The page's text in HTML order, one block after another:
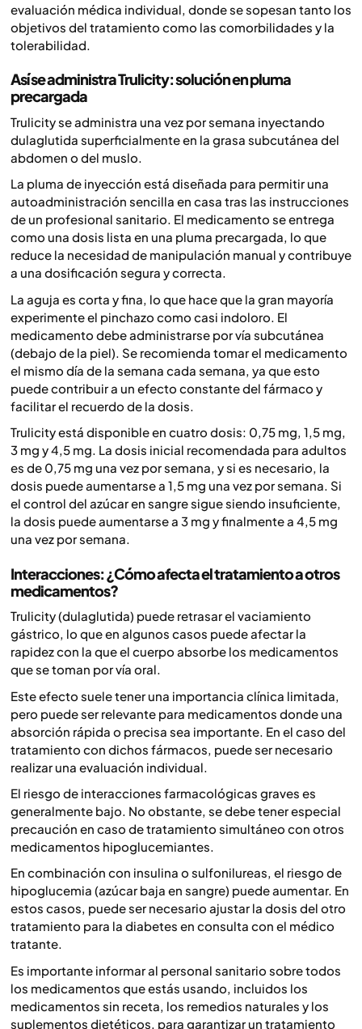
evaluación médica individual, donde se sopesan tanto los
objetivos del tratamiento como las comorbilidades y la
tolerabilidad.
Así se administra Trulicity: solución en pluma
precargada
Trulicity se administra una vez por semana inyectando
dulaglutida superficialmente en la grasa subcutánea del
abdomen o del muslo.
La pluma de inyección está diseñada para permitir una
autoadministración sencilla en casa tras las instrucciones
de un profesional sanitario. El medicamento se entrega
como una dosis lista en una pluma precargada, lo que
reduce la necesidad de manipulación manual y contribuye
a una dosificación segura y correcta.
La aguja es corta y fina, lo que hace que la gran mayoría
experimente el pinchazo como casi indoloro. El
medicamento debe administrarse por vía subcutánea
(debajo de la piel). Se recomienda tomar el medicamento
el mismo día de la semana cada semana, ya que esto
puede contribuir a un efecto constante del fármaco y
facilitar el recuerdo de la dosis.
Trulicity está disponible en cuatro dosis: 0,75 mg, 1,5 mg,
3 mg y 4,5 mg. La dosis inicial recomendada para adultos
es de 0,75 mg una vez por semana, y si es necesario, la
dosis puede aumentarse a 1,5 mg una vez por semana. Si
el control del azúcar en sangre sigue siendo insuficiente,
la dosis puede aumentarse a 3 mg y finalmente a 4,5 mg
una vez por semana.
Interacciones: ¿Cómo afecta el tratamiento a otros
medicamentos?
Trulicity (dulaglutida) puede retrasar el vaciamiento
gástrico, lo que en algunos casos puede afectar la
rapidez con la que el cuerpo absorbe los medicamentos
que se toman por vía oral.
Este efecto suele tener una importancia clínica limitada,
pero puede ser relevante para medicamentos donde una
absorción rápida o precisa sea importante. En el caso del
tratamiento con dichos fármacos, puede ser necesario
realizar una evaluación individual.
El riesgo de interacciones farmacológicas graves es
generalmente bajo. No obstante, se debe tener especial
precaución en caso de tratamiento simultáneo con otros
medicamentos hipoglucemiantes.
En combinación con insulina o sulfonilureas, el riesgo de
hipoglucemia (azúcar baja en sangre) puede aumentar. En
estos casos, puede ser necesario ajustar la dosis del otro
tratamiento para la diabetes en consulta con el médico
tratante.
Es importante informar al personal sanitario sobre todos
los medicamentos que estás usando, incluidos los
medicamentos sin receta, los remedios naturales y los
suplementos dietéticos, para garantizar un tratamiento